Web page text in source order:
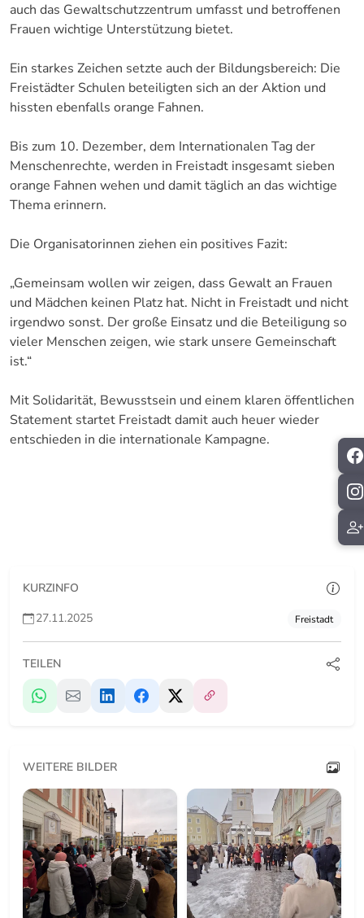
auch das Gewaltschutzzentrum umfasst und betroffenen
Frauen wichtige Unterstützung bietet.
Ein starkes Zeichen setzte auch der Bildungsbereich: Die
Freistädter Schulen beteiligten sich an der Aktion und
hissten ebenfalls orange Fahnen.
Bis zum 10. Dezember, dem Internationalen Tag der
Menschenrechte, werden in Freistadt insgesamt sieben
orange Fahnen wehen und damit täglich an das wichtige
Thema erinnern.
Die Organisatorinnen ziehen ein positives Fazit:
„Gemeinsam wollen wir zeigen, dass Gewalt an Frauen
und Mädchen keinen Platz hat. Nicht in Freistadt und nicht
irgendwo sonst. Der große Einsatz und die Beteiligung so
vieler Menschen zeigen, wie stark unsere Gemeinschaft
ist.“
Mit Solidarität, Bewusstsein und einem klaren öffentlichen
Statement startet Freistadt damit auch heuer wieder
entschieden in die internationale Kampagne.
KURZINFO
27.11.2025
Freistadt
TEILEN
WEITERE BILDER